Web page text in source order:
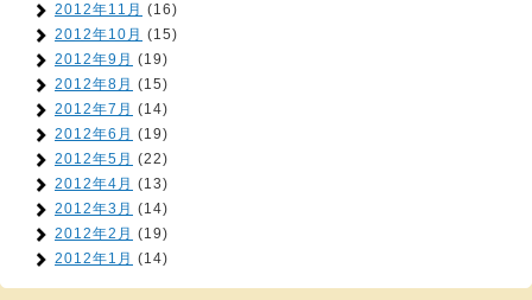
2012年11月 (16)
2012年10月 (15)
2012年9月 (19)
2012年8月 (15)
2012年7月 (14)
2012年6月 (19)
2012年5月 (22)
2012年4月 (13)
2012年3月 (14)
2012年2月 (19)
2012年1月 (14)